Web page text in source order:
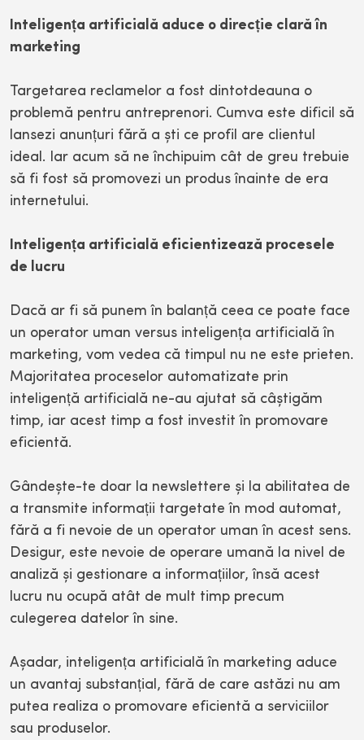
Inteligența artificială aduce o direcție clară în
marketing
Targetarea reclamelor a fost dintotdeauna o
problemă pentru antreprenori. Cumva este dificil să
lansezi anunțuri fără a ști ce profil are clientul
ideal. Iar acum să ne închipuim cât de greu trebuie
să fi fost să promovezi un produs înainte de era
internetului.
Inteligența artificială eficientizează procesele
de lucru
Dacă ar fi să punem în balanță ceea ce poate face
un operator uman versus inteligența artificială în
marketing, vom vedea că timpul nu ne este prieten.
Majoritatea proceselor automatizate prin
inteligență artificială ne-au ajutat să câștigăm
timp, iar acest timp a fost investit în promovare
eficientă.
Gândește-te doar la newslettere și la abilitatea de
a transmite informații targetate în mod automat,
fără a fi nevoie de un operator uman în acest sens.
Desigur, este nevoie de operare umană la nivel de
analiză și gestionare a informațiilor, însă acest
lucru nu ocupă atât de mult timp precum
culegerea datelor în sine.
Așadar, inteligența artificială în marketing aduce
un avantaj substanțial, fără de care astăzi nu am
putea realiza o promovare eficientă a serviciilor
sau produselor.